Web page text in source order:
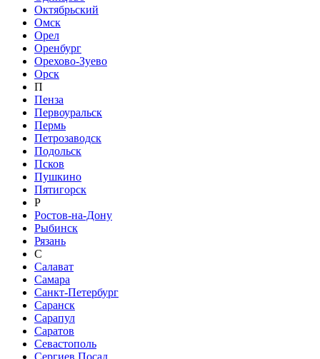
Октябрьский
Омск
Орел
Оренбург
Орехово-Зуево
Орск
П
Пенза
Первоуральск
Пермь
Петрозаводск
Подольск
Псков
Пушкино
Пятигорск
Р
Ростов-на-Дону
Рыбинск
Рязань
С
Салават
Самара
Санкт-Петербург
Саранск
Сарапул
Саратов
Севастополь
Сергиев Посад